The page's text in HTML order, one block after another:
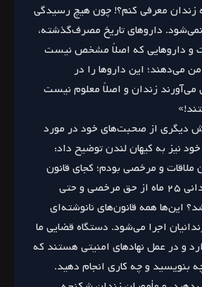
زندان معرفی کنم؟! چون هیچ رسیدگی
داروهای تاریخ مصرف‌گذشته،
و داروهایی که اصلاً مشخص نیست
می‌دهند؛ این داروها را در
زندان و اصلاً معلوم نیست
دیگری از صحبت‌های خود در مورد
نیز به کیهان لندن توضیح داد:
بدون ملاقات و مرخصی بودم؛ کجای قانون
نوشته که یک زندانی ۲۵ ماه از حق مرخصی و حتی
این‌ها همه قانون‌های نانوشته‌ای
اجرا می‌شود. دستگاه قضایی ما
و در عمل نهادهای امنیتی هستند که
بنویسید و چه کاری انجام دهید.